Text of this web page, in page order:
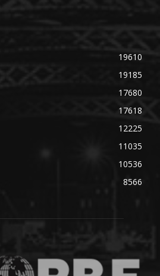
19610
19185
17680
17618
12225
11035
10536
8566